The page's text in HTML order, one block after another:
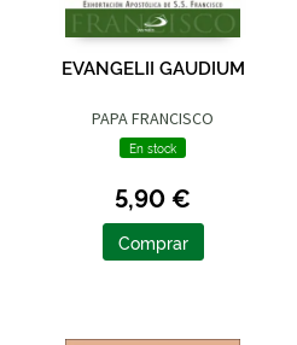
EVANGELII GAUDIUM
PAPA FRANCISCO
En stock
5,90 €
Comprar